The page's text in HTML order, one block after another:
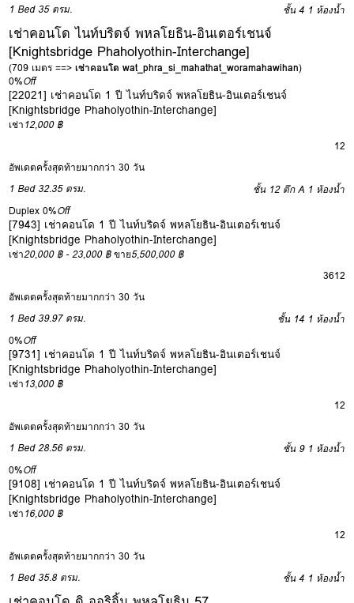
1 Bed 35 ตรม. ชั้น 4 1 ห้องน้ำ
เช่าคอนโด ไนท์บริดจ์ พหลโยธิน-อินเตอร์เชนจ์
[Knightsbridge Phaholyothin-Interchange]
(709 เมตร ==>เช่าคอนโด wat_phra_si_mahathat_woramahawihan)
0%Off
[22021] เช่าคอนโด 1 ปี ไนท์บริดจ์ พหลโยธิน-อินเตอร์เชนจ์
[Knightsbridge Phaholyothin-Interchange]
เช่า12,000 ฿
12
อัพเดตครั้งสุดท้ายมากกว่า 30 วัน
1 Bed 32.35 ตรม. ชั้น 12 ตึก A 1 ห้องน้ำ
Duplex 0%Off
[7943] เช่าคอนโด 1 ปี ไนท์บริดจ์ พหลโยธิน-อินเตอร์เชนจ์
[Knightsbridge Phaholyothin-Interchange]
เช่า20,000 ฿ - 23,000 ฿ ขาย5,500,000 ฿
3612
อัพเดตครั้งสุดท้ายมากกว่า 30 วัน
1 Bed 39.97 ตรม. ชั้น 14 1 ห้องน้ำ
0%Off
[9731] เช่าคอนโด 1 ปี ไนท์บริดจ์ พหลโยธิน-อินเตอร์เชนจ์
[Knightsbridge Phaholyothin-Interchange]
เช่า13,000 ฿
12
อัพเดตครั้งสุดท้ายมากกว่า 30 วัน
1 Bed 28.56 ตรม. ชั้น 9 1 ห้องน้ำ
0%Off
[9108] เช่าคอนโด 1 ปี ไนท์บริดจ์ พหลโยธิน-อินเตอร์เชนจ์
[Knightsbridge Phaholyothin-Interchange]
เช่า16,000 ฿
12
อัพเดตครั้งสุดท้ายมากกว่า 30 วัน
1 Bed 35.8 ตรม. ชั้น 4 1 ห้องน้ำ